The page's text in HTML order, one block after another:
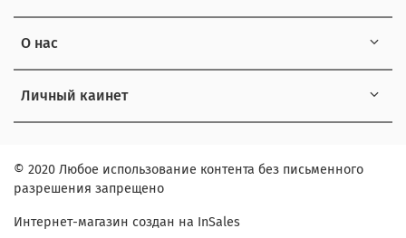
О нас
Личный каинет
© 2020 Любое использование контента без письменного
разрешения запрещено
Интернет-магазин создан на InSales